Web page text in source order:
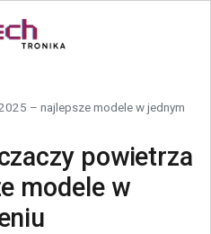
– najlepsze modele w jednym
powietrza
modele w